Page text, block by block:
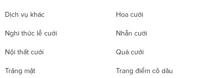
Dịch vụ khác Hoa cưới
Nghi thức lễ cưới Nhẫn cưới
Nội thất cưới Quà cưới
Trăng mật Trang điểm cô dâu